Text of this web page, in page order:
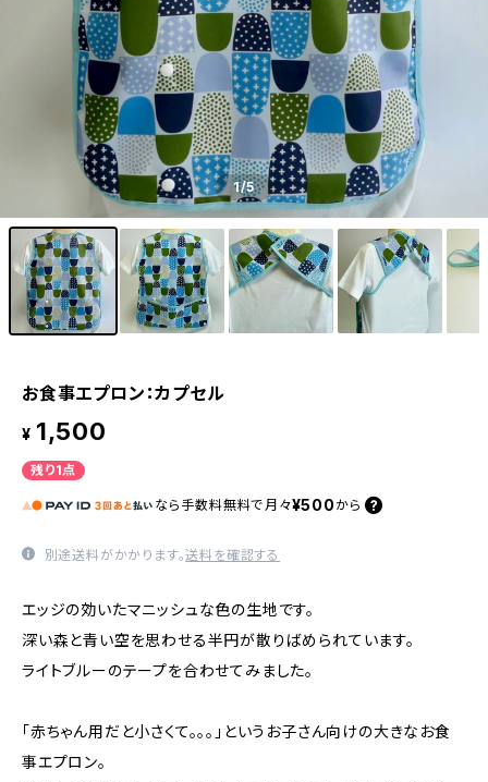
1/5
お食事エプロン：カプセル
¥ 1,500
残り1点
なら 手数料無料で 月々¥500 から
別途送料がかかります。送料を確認する
エッジの効いたマニッシュな色の生地です。
深い森と青い空を思わせる半円が散りばめられています。
ライトブルーのテープを合わせてみました。
「赤ちゃん用だと小さくて。。。」というお子さん向けの大きなお食
事エプロン。